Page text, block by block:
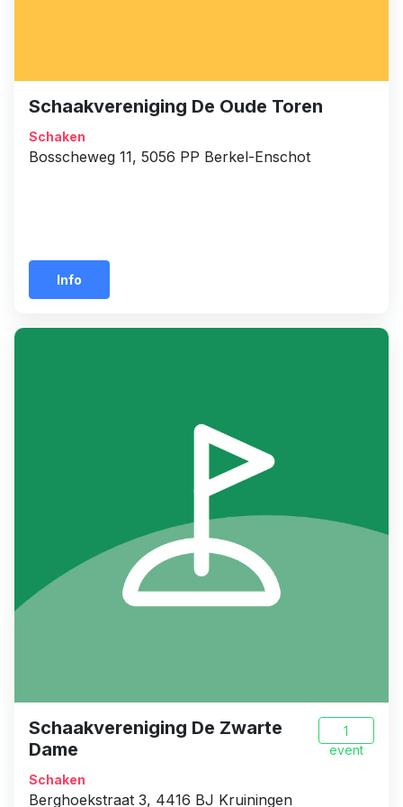
Schaakvereniging De Oude Toren
Schaken
Bosscheweg 11, 5056 PP Berkel-Enschot
Info
Schaakvereniging De Zwarte
Dame
Schaken
Berghoekstraat 3, 4416 BJ Kruiningen
1
event